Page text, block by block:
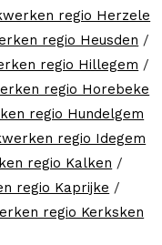
regio Herzele
regio Heusden /
regio Hillegem /
regio Horebeke
regio Hundelgem
regio Idegem
regio Kalken /
regio Kaprijke /
regio Kerksken